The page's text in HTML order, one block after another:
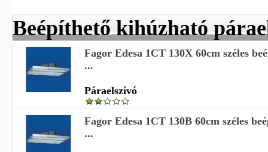
Beépíthető kihúzható
Fagor Edesa 1CT 130X 60cm széles
...
Páraelszívó
Fagor Edesa 1CT 130B 60cm széles
...